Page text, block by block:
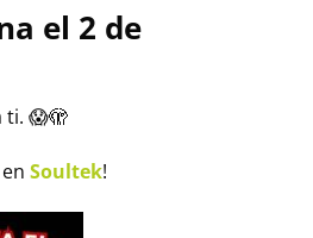
el 2 de
ti. 😱🫣
Soultek!